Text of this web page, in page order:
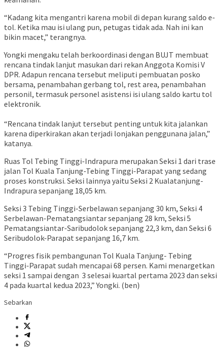
“Kadang kita mengantri karena mobil di depan kurang saldo e-
tol. Ketika mau isi ulang pun, petugas tidak ada. Nah ini kan
bikin macet,” terangnya.
Yongki mengaku telah berkoordinasi dengan BUJT membuat
rencana tindak lanjut masukan dari rekan Anggota Komisi V
DPR. Adapun rencana tersebut meliputi pembuatan posko
bersama, penambahan gerbang tol, rest area, penambahan
personil, termasuk personel asistensi isi ulang saldo kartu tol
elektronik.
“Rencana tindak lanjut tersebut penting untuk kita jalankan
karena diperkirakan akan terjadi lonjakan penggunana jalan,”
katanya.
Ruas Tol Tebing Tinggi-Indrapura merupakan Seksi 1 dari trase
jalan Tol Kuala Tanjung-Tebing Tinggi-Parapat yang sedang
proses konstruksi. Seksi lainnya yaitu Seksi 2 Kualatanjung-
Indrapura sepanjang 18,05 km.
Seksi 3 Tebing Tinggi-Serbelawan sepanjang 30 km, Seksi 4
Serbelawan-Pematangsiantar sepanjang 28 km, Seksi 5
Pematangsiantar-Saribudolok sepanjang 22,3 km, dan Seksi 6
Seribudolok-Parapat sepanjang 16,7 km.
“Progres fisik pembangunan Tol Kuala Tanjung- Tebing
Tinggi-Parapat sudah mencapai 68 persen. Kami menargetkan
seksi 1 sampai dengan 3 selesai kuartal pertama 2023 dan seksi
4 pada kuartal kedua 2023,” Yongki. (ben)
Sebarkan